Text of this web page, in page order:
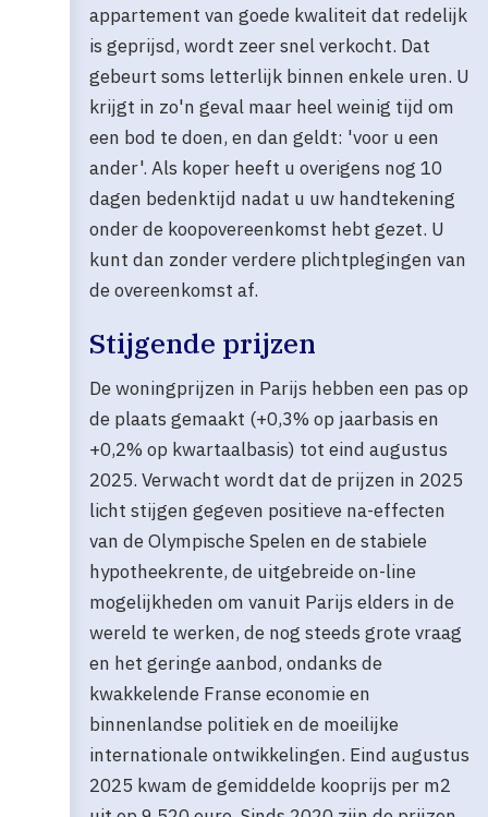
appartement van goede kwaliteit dat redelijk
is geprijsd, wordt zeer snel verkocht. Dat
gebeurt soms letterlijk binnen enkele uren. U
krijgt in zo'n geval maar heel weinig tijd om
een bod te doen, en dan geldt: 'voor u een
ander'. Als koper heeft u overigens nog 10
dagen bedenktijd nadat u uw handtekening
onder de koopovereenkomst hebt gezet. U
kunt dan zonder verdere plichtplegingen van
de overeenkomst af.
Stijgende prijzen
De woningprijzen in Parijs hebben een pas op
de plaats gemaakt (+0,3% op jaarbasis en
+0,2% op kwartaalbasis) tot eind augustus
2025. Verwacht wordt dat de prijzen in 2025
licht stijgen gegeven positieve na-effecten
van de Olympische Spelen en de stabiele
hypotheekrente, de uitgebreide on-line
mogelijkheden om vanuit Parijs elders in de
wereld te werken, de nog steeds grote vraag
en het geringe aanbod, ondanks de
kwakkelende Franse economie en
binnenlandse politiek en de moeilijke
internationale ontwikkelingen. Eind augustus
2025 kwam de gemiddelde kooprijs per m2